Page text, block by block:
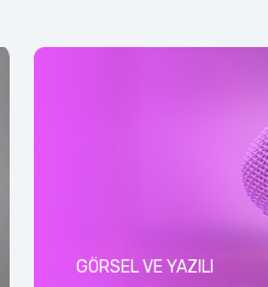
GÖRSEL VE YAZILI